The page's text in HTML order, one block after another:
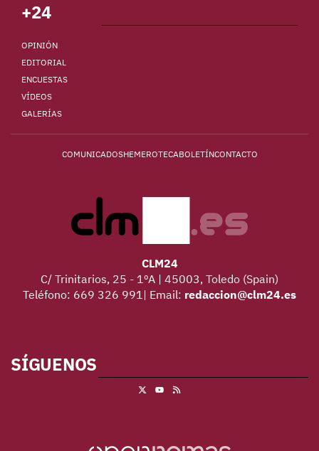
+24
OPINIÓN
EDITORIAL
ENCUESTAS
VÍDEOS
GALERÍAS
COMUNICADOSHEMEROTECABOLETÍNCONTACTO
CLM24
C/ Trinitarios, 25 - 1ºA | 45003, Toledo (Spain)
Teléfono: 669 326 991| Email: redaccion@clm24.es
SÍGUENOS